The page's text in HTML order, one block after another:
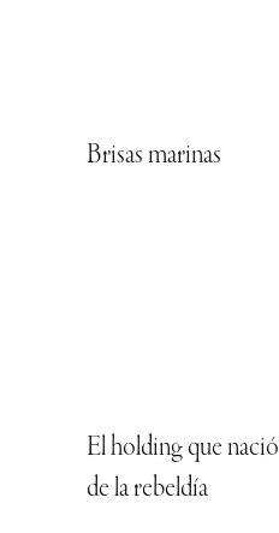
Brisas marinas
El holding que nació
de la rebeldía